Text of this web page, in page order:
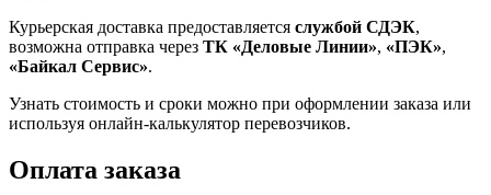
Курьерская доставка предоставляется службой СДЭК,
возможна отправка через ТК «Деловые Линии», «ПЭК»,
«Байкал Сервис».
Узнать стоимость и сроки можно при оформлении заказа или
используя онлайн-калькулятор перевозчиков.
Оплата заказа